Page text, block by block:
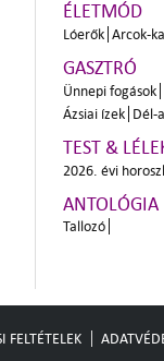
ÉLETMÓD
Lóerők Arcok-
GASZTRÓ
Ünnepi fogások
Ázsiai ízek Dél-
TEST &
2026. évi
ANTOLÓGIA
Tallozó
FELTÉTELEK